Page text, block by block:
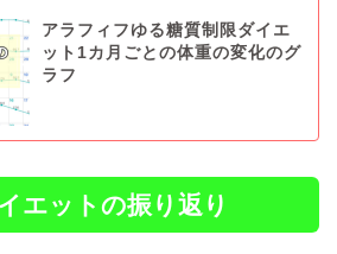
アラフィフゆる糖質制限ダイエ
ット1カ月ごとの体重の変化のグ
ラフ
エットの振り返り